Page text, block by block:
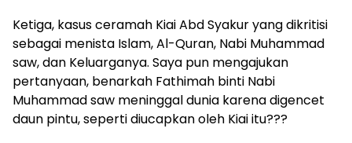
Ketiga, kasus ceramah Kiai Abd Syakur yang dikritisi
sebagai menista Islam, Al-Quran, Nabi Muhammad
saw, dan Keluarganya. Saya pun mengajukan
pertanyaan, benarkah Fathimah binti Nabi
Muhammad saw meninggal dunia karena digencet
daun pintu, seperti diucapkan oleh Kiai itu???